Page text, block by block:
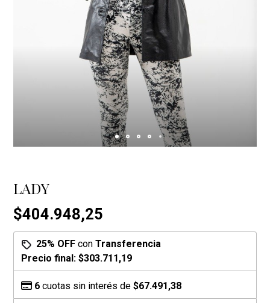
LADY
$404.948,25
25% OFF conTransferencia
Precio final:$303.711,19
6 cuotas sin interés de$67.491,38